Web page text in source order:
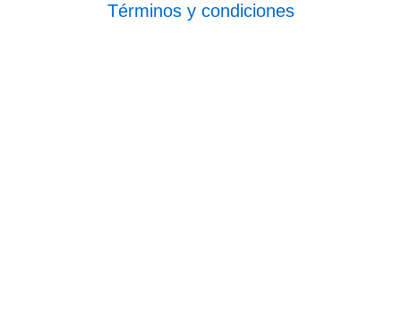
Términos y condiciones